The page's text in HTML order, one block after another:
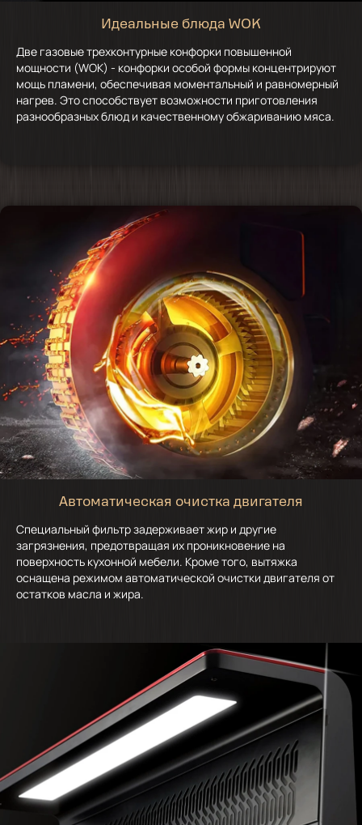
Идеальные блюда WOK
Две газовые трехконтурные конфорки повышенной
мощности (WOK) - конфорки особой формы концентрируют
мощь пламени, обеспечивая моментальный и равномерный
нагрев. Это способствует возможности приготовления
разнообразных блюд и качественному обжариванию мяса.
Автоматическая очистка двигателя
Специальный фильтр задерживает жир и другие
загрязнения, предотвращая их проникновение на
поверхность кухонной мебели. Кроме того, вытяжка
оснащена режимом автоматической очистки двигателя от
остатков масла и жира.